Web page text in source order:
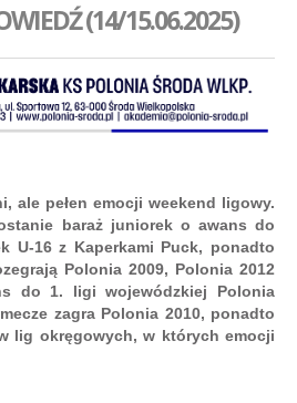
(14/15.06.2025)
ale pełen emocji weekend ligowy.
baraż juniorek o awans do
U-16 z Kaperkami Puck, ponadto
Polonia 2009, Polonia 2012
do 1. ligi wojewódzkiej Polonia
zagra Polonia 2010, ponadto
lig okręgowych, w których emocji